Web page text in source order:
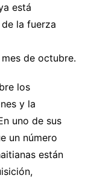
está
la fuerza
de octubre.
los
y la
uno de sus
un número
están